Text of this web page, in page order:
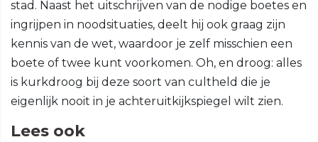
stad. Naast het uitschrijven van de nodige boetes en
ingrijpen in noodsituaties, deelt hij ook graag zijn
kennis van de wet, waardoor je zelf misschien een
boete of twee kunt voorkomen. Oh, en droog: alles
is kurkdroog bij deze soort van cultheld die je
eigenlijk nooit in je achteruitkijkspiegel wilt zien.
Lees ook